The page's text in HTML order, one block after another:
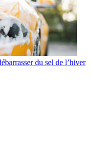
du sel de l’hiver